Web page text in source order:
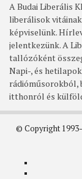
A Budai Liberális
liberálisok
képviselünk.
jelentkezünk. A
tallózóként
Napi-, és
rádióműsorokból,
itthonról és
© Copyright
Footer